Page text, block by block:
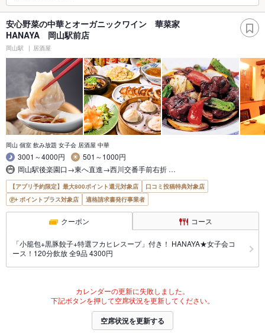
安心野菜の中華とオーガニックワイン 華菜家
HANAYA 岡山駅前店
岡山駅 居酒屋
岡山 個室 飲み放題 女子会 居酒屋 中華
3001～4000円
501～1000円
岡山駅後楽園口→東へ直進→西川交番手前右折 …
【アプリ予約限定】最大800ポイント還元対象店
口コミ投稿特典対象店
ポイントプラス対象店
適格請求書発行事業者
クーポン コース
「小籠包+黒豚餃子+特選フカヒレスープ」付き！ HANAYA★女子会コ
ース！120分飲放 全9品 4300円
カレンダーの更新に失敗しました。
下記ボタンを押して空席状況を更新してください。
空席状況を更新する